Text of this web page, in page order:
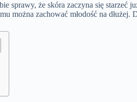
sprawy, że skóra zaczyna się starzeć
można zachować młodość na dłużej.